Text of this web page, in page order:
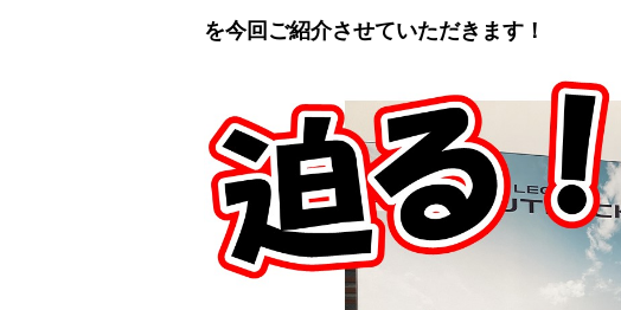
を今回ご紹介させていただきます！